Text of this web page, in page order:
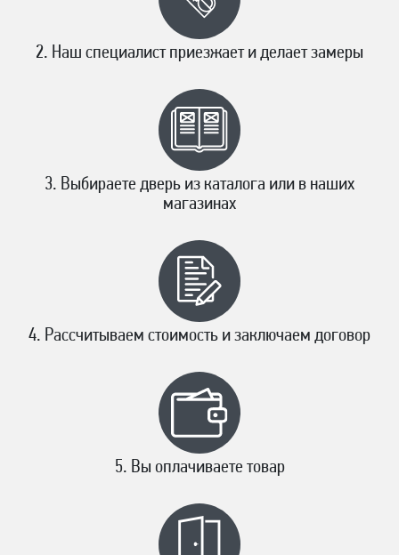
Наш специалист приезжает и делает замеры
Выбираете дверь из каталога или в наших
магазинах
Рассчитываем стоимость и заключаем договор
Вы оплачиваете товар